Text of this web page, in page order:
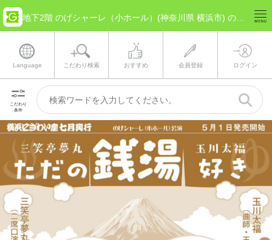
Language こだわり検索 おすすめ 会員登録 ログイン
こだわり
条件